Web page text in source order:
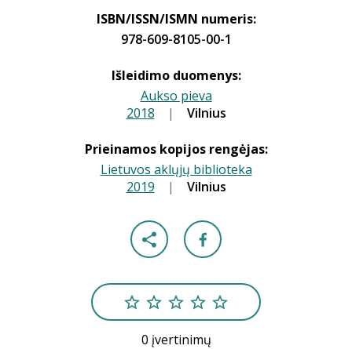
ISBN/ISSN/ISMN numeris:
978-609-8105-00-1
Išleidimo duomenys:
Aukso pieva
2018 | Vilnius
Prieinamos kopijos rengėjas:
Lietuvos aklųjų biblioteka
2019 | Vilnius
0 įvertinimų